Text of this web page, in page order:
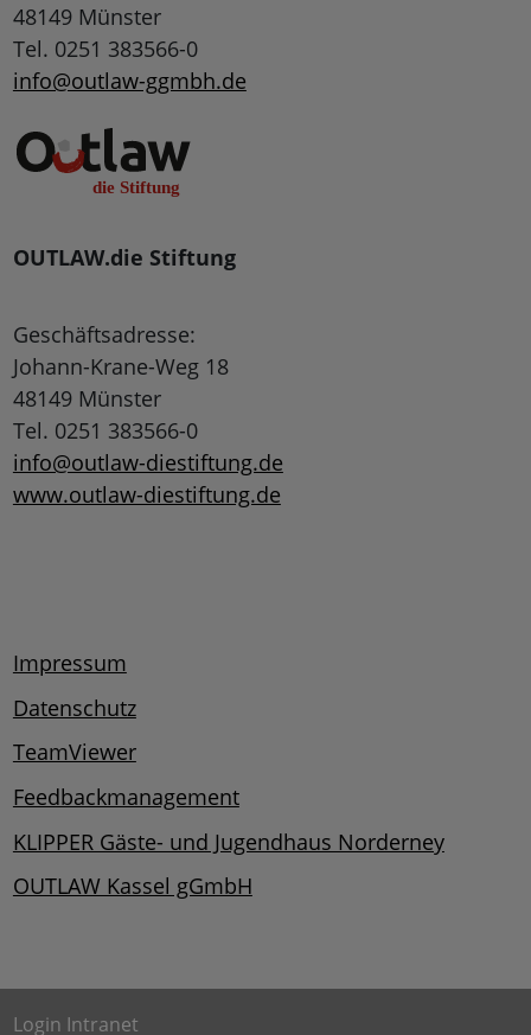
48149 Münster
Tel. 0251 383566-0
info@outlaw-ggmbh.de
OUTLAW.die Stiftung
Geschäftsadresse:
Johann-Krane-Weg 18
48149 Münster
Tel. 0251 383566-0
info@outlaw-diestiftung.de
www.outlaw-diestiftung.de
Impressum
Datenschutz
TeamViewer
Feedbackmanagement
KLIPPER Gäste- und Jugendhaus Norderney
OUTLAW Kassel gGmbH
Login Intranet